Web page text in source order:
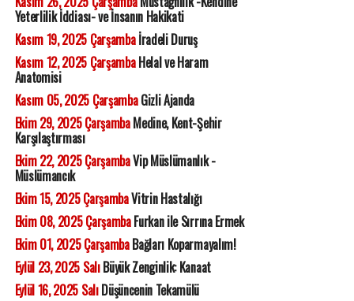
Yeterlilik İddiası- ve İnsanın Hakikati
Kasım 19, 2025 Çarşambaİradeli Duruş
Kasım 12, 2025 ÇarşambaHelal ve Haram
Anatomisi
Kasım 05, 2025 ÇarşambaGizli Ajanda
Ekim 29, 2025 ÇarşambaMedine, Kent-Şehir
Karşılaştırması
Ekim 22, 2025 ÇarşambaVip Müslümanlık -
Müslümancık
Ekim 15, 2025 ÇarşambaVitrin Hastalığı
Ekim 08, 2025 ÇarşambaFurkan ile Sırrına Ermek
Ekim 01, 2025 ÇarşambaBağları Koparmayalım!
Eylül 23, 2025 SalıBüyük Zenginlik: Kanaat
Eylül 16, 2025 SalıDüşüncenin Tekamülü